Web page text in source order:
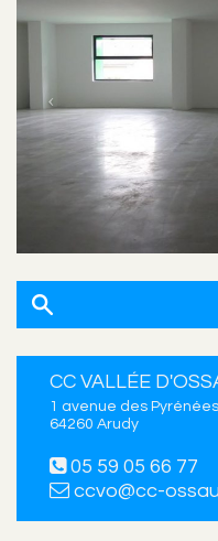
CC VALLÉE
1 avenue des Pyrénées
64260 Arudy
05 59 05 66 77
ccvo@cc-